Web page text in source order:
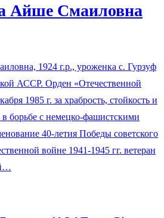
Айше Смаиловна
1924 г.р., уроженка с. Гурзуф
АССР. Орден «Отечественной
1985 г. за храбрость, стойкость и
борьбе с немецко-фашистскими
40-летия Победы советского
войне 1941-1945 гг. ветеран